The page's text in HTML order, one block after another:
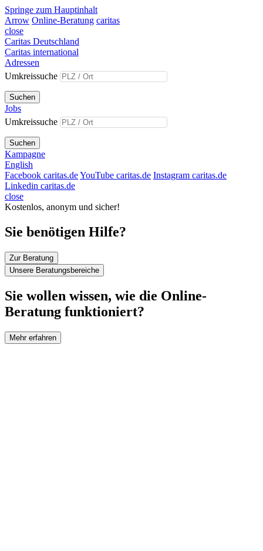
Springe zum Hauptinhalt
Arrow Online-Beratung caritas
close
Caritas Deutschland
Caritas international
Adressen
Umkreissuche
Suchen
Jobs
Umkreissuche
Suchen
Kampagne
English
Facebook caritas.deYouTube caritas.de Instagram caritas.de
Linkedin caritas.de
close
Kostenlos, anonym und sicher!
Sie benötigen Hilfe?
Zur Beratung
Unsere Beratungsbereiche
Sie wollen wissen, wie die Online-
Beratung funktioniert?
Mehr erfahren